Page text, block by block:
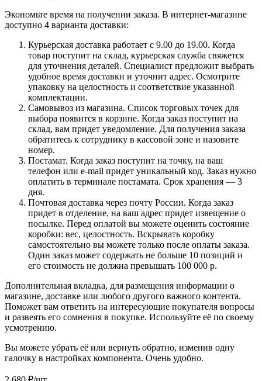
Экономьте время на получении заказа. В интернет-магазине
доступно 4 варианта доставки:
Курьерская доставка работает с 9.00 до 19.00. Когда
товар поступит на склад, курьерская служба свяжется
для уточнения деталей. Специалист предложит выбрать
удобное время доставки и уточнит адрес. Осмотрите
упаковку на целостность и соответствие указанной
комплектации.
Самовывоз из магазина. Список торговых точек для
выбора появится в корзине. Когда заказ поступит на
склад, вам придет уведомление. Для получения заказа
обратитесь к сотруднику в кассовой зоне и назовите
номер.
Постамат. Когда заказ поступит на точку, на ваш
телефон или e-mail придет уникальный код. Заказ нужно
оплатить в терминале постамата. Срок хранения — 3
дня.
Почтовая доставка через почту России. Когда заказ
придет в отделение, на ваш адрес придет извещение о
посылке. Перед оплатой вы можете оценить состояние
коробки: вес, целостность. Вскрывать коробку
самостоятельно вы можете только после оплаты заказа.
Один заказ может содержать не больше 10 позиций и
его стоимость не должна превышать 100 000 р.
Дополнительная вкладка, для размещения информации о
магазине, доставке или любого другого важного контента.
Поможет вам ответить на интересующие покупателя вопросы
и развеять его сомнения в покупке. Используйте её по своему
усмотрению.
Вы можете убрать её или вернуть обратно, изменив одну
галочку в настройках компонента. Очень удобно.